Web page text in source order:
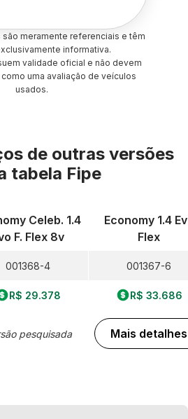
meramente referenciais e têm
informativa.
validade oficial e não devem
uma avaliação de veículos
usados.
de outras versões
tabela Fipe
Celeb. 1.4
F. Flex 8v
001368-4
R$ 29.378
pesquisada
Economy 1.4
Flex
001367-6
R$ 33.686
Mais detalhes